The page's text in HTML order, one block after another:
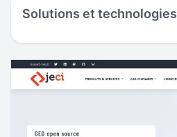
Solutions et technologies